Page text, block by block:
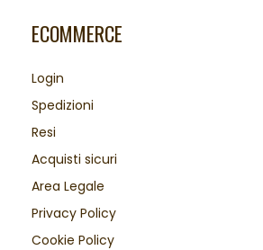
ECOMMERCE
Login
Spedizioni
Resi
Acquisti sicuri
Area Legale
Privacy Policy
Cookie Policy